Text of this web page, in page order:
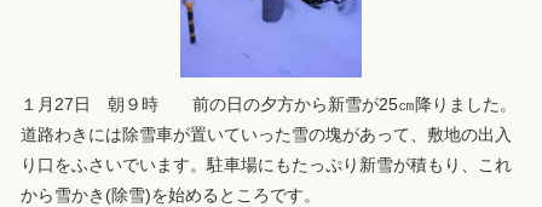
１月27日 朝９時 前の日の夕方から新雪が25㎝降りました。
道路わきには除雪車が置いていった雪の塊があって、敷地の出入
り口をふさいでいます。駐車場にもたっぷり新雪が積もり、これ
から雪かき(除雪)を始めるところです。